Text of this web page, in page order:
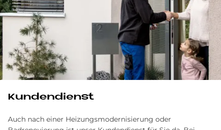
Kundendienst
Auch nach einer Heizungsmodernisierung oder